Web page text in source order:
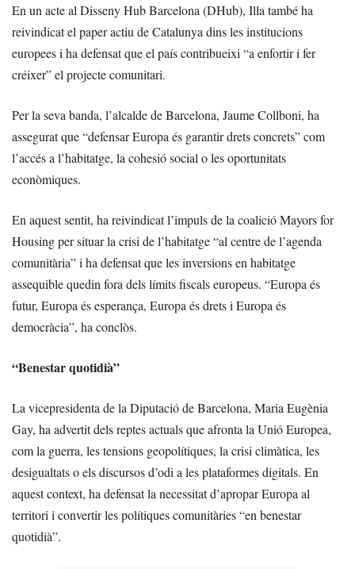
En un acte al Disseny Hub Barcelona (DHub), Illa també ha
reivindicat el paper actiu de Catalunya dins les institucions
europees i ha defensat que el país contribueixi “a enfortir i fer
créixer” el projecte comunitari.
Per la seva banda, l’alcalde de Barcelona, Jaume Collboni, ha
assegurat que “defensar Europa és garantir drets concrets” com
l’accés a l’habitatge, la cohesió social o les oportunitats
econòmiques.
En aquest sentit, ha reivindicat l’impuls de la coalició Mayors for
Housing per situar la crisi de l’habitatge “al centre de l’agenda
comunitària” i ha defensat que les inversions en habitatge
assequible quedin fora dels límits fiscals europeus. “Europa és
futur, Europa és esperança, Europa és drets i Europa és
democràcia”, ha conclòs.
“Benestar quotidià”
La vicepresidenta de la Diputació de Barcelona, Maria Eugènia
Gay, ha advertit dels reptes actuals que afronta la Unió Europea,
com la guerra, les tensions geopolítiques, la crisi climàtica, les
desigualtats o els discursos d’odi a les plataformes digitals. En
aquest context, ha defensat la necessitat d’apropar Europa al
territori i convertir les polítiques comunitàries “en benestar
quotidià”.